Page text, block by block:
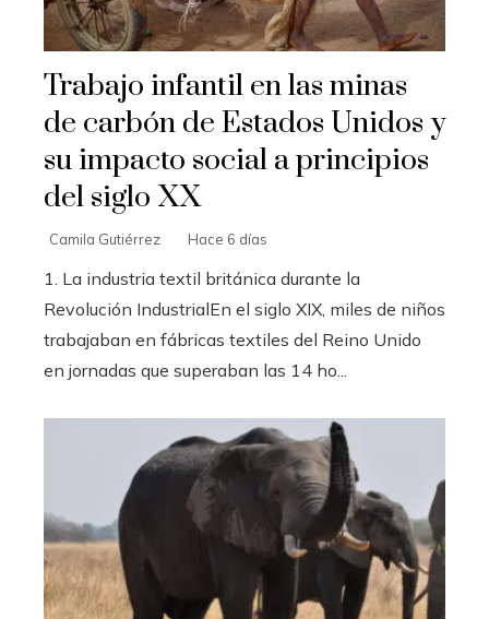
Trabajo infantil en las minas
de carbón de Estados Unidos y
su impacto social a principios
del siglo XX
Camila Gutiérrez Hace 6 días
1. La industria textil británica durante la
Revolución IndustrialEn el siglo XIX, miles de niños
trabajaban en fábricas textiles del Reino Unido
en jornadas que superaban las 14 ho...